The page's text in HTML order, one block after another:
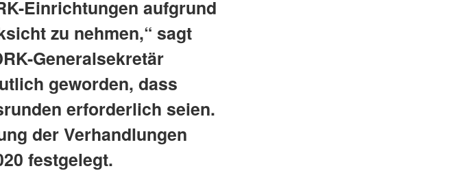
Einrichtungen aufgrund
zu nehmen,“ sagt
Generalsekretär
geworden, dass
erforderlich seien.
der Verhandlungen
festgelegt.